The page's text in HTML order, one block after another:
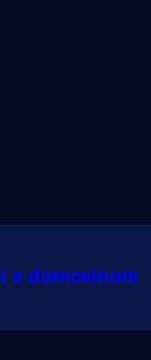
s domovinom